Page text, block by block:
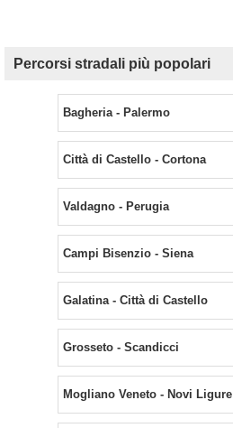
Percorsi stradali più popolari
Bagheria - Palermo
Città di Castello - Cortona
Valdagno - Perugia
Campi Bisenzio - Siena
Galatina - Città di Castello
Grosseto - Scandicci
Mogliano Veneto - Novi Ligure